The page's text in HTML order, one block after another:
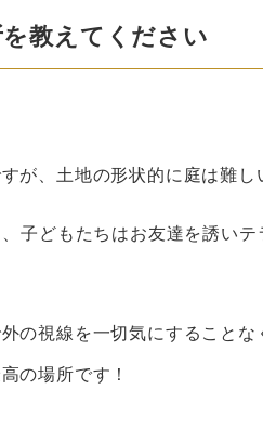
教えてください
が、土地の形状的に庭は難
子どもたちはお友達を誘い
の視線を一切気にすること
の場所です！